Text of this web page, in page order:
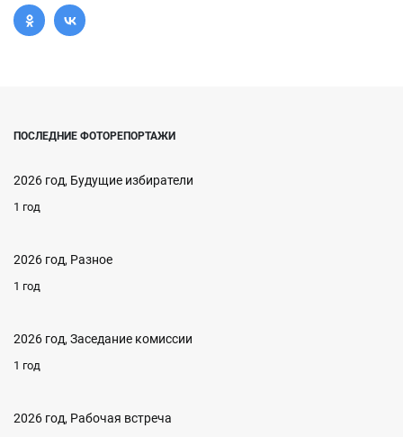
ПОСЛЕДНИЕ ФОТОРЕПОРТАЖИ
2026 год, Будущие избиратели
1 год
2026 год, Разное
1 год
2026 год, Заседание комиссии
1 год
2026 год, Рабочая встреча